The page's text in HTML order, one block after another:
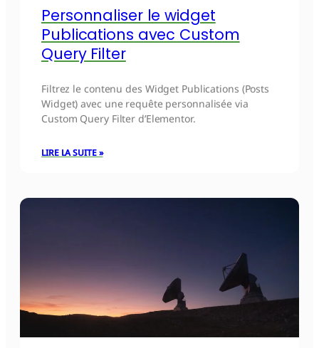
Personnaliser le widget
Publications avec Custom
Query Filter
Filtrez le contenu des Widget Publications (Posts
Widget) avec une requête personnalisée via
Custom Query Filter d’Elementor.
LIRE LA SUITE »